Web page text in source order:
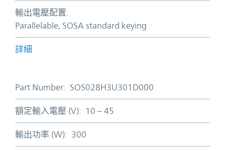
輸出電壓配置:
Parallelable, SOSA standard keying
詳細
Part Number: SOS028H3U301D000
額定輸入電壓 (V): 10 – 45
輸出功率 (W): 300